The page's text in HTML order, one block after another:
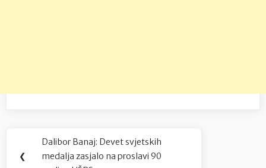
Navigacija
objava
❮
Previous
Post:
Dalibor Banaj: Devet svjetskih
medalja zasjalo na proslavi 90